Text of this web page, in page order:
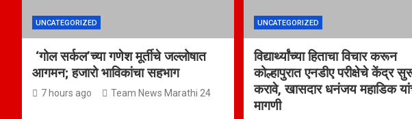
UNCATEGORIZED
‘गोल सर्कल’च्या गणेश मूर्तीचे जल्लोषात
आगमन; हजारो भाविकांचा सहभाग
7 hours ago Team News Marathi 24
UNCATEGORIZED
विद्यार्थ्यांच्या हिताचा विचार करून
कोल्हापुरात एनडीए परीक्षेचे केंद्र
करावे, खासदार धनंजय महाडिक
मागणी